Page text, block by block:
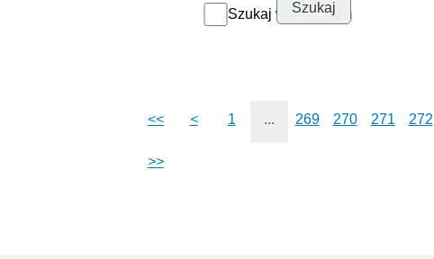
Szukaj w archiwum
<< < 1 ... 269 270 271 272
>>